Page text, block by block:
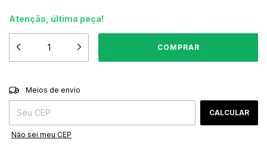
Atenção, última peça!
Entregas para o CEP:
Meios de envio
CALCULAR
Não sei meu CEP